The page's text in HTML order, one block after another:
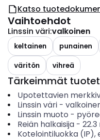
Katso
Vaihtoehdot
Linssin väri:valkoinen
keltainen punainen
väritön
vihreä
Tärkeimmät
Upotettavien
Linssin väri-
Linssin muoto -
Reiän halkaisija- 22.3
Kotelointiluokka (IP),